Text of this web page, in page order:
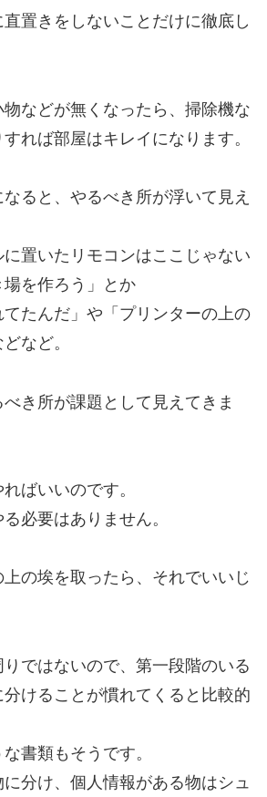
置きをしないことだけに徹底し
などが無くなったら、掃除機な
れば部屋はキレイになります。
ると、やるべき所が浮いて見え
に置いたリモコンはここじゃない
を作ろう」とか
てたんだ」や「プリンターの上の
など。
き所が課題として見えてきま
ばいいのです。
必要はありません。
の埃を取ったら、それでいいじ
ではないので、第一段階のいる
けることが慣れてくると比較的
書類もそうです。
分け、個人情報がある物はシュ